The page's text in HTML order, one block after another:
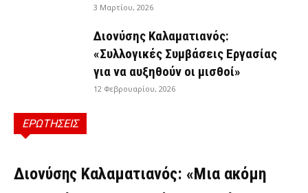
3 Μαρτίου, 2026
Διονύσης Καλαματιανός:
«Συλλογικές Συμβάσεις Εργασίας
για να αυξηθούν οι μισθοί»
12 Φεβρουαρίου, 2026
ΕΡΩΤΗΣΕΙΣ
ΕΡΩΤΉΣΕΙΣ
Διονύσης Καλαματιανός: «Μια ακόμη